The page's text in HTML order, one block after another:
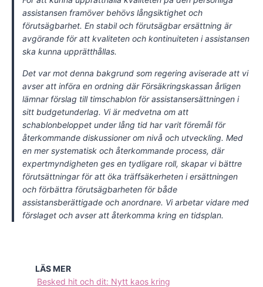
assistansen framöver behövs långsiktighet och
förutsägbarhet. En stabil och förutsägbar ersättning är
avgörande för att kvaliteten och kontinuiteten i assistansen
ska kunna upprätthållas.
Det var mot denna bakgrund som regering aviserade att vi
avser att införa en ordning där Försäkringskassan årligen
lämnar förslag till timschablon för assistansersättningen i
sitt budgetunderlag. Vi är medvetna om att
schablonbeloppet under lång tid har varit föremål för
återkommande diskussioner om nivå och utveckling. Med
en mer systematisk och återkommande process, där
expertmyndigheten ges en tydligare roll, skapar vi bättre
förutsättningar för att öka träffsäkerheten i ersättningen
och förbättra förutsägbarheten för både
assistansberättigade och anordnare. Vi arbetar vidare med
förslaget och avser att återkomma kring en tidsplan.
LÄS MER
Besked hit och dit: Nytt kaos kring